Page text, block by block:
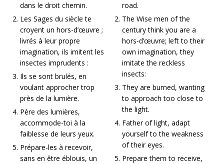
dans le droit chemin.
Les Sages du siècle te
croyent un hors-d’œuvre ;
livrés à leur propre
imagination, ils imitent les
insectes imprudents :
Ils se sont brulés, en
voulant approcher trop
près de la lumière.
Père des lumières,
accommode-toi à la
faiblesse de leurs yeux.
Prépare-les à recevoir,
sans en être éblouis, un
road.
The Wise men of the
century think you are a
hors-d’œuvre; left to their
own imagination, they
imitate the reckless
insects:
They are burned, wanting
to approach too close to
the light.
Father of light, adapt
yourself to the weakness
of their eyes.
Prepare them to receive,